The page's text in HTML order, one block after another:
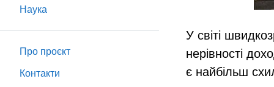
Наука
Про проєкт
Контакти
У світі
нерівності
є найбільш